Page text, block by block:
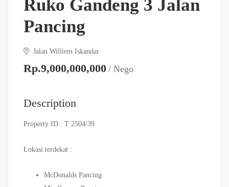
Ruko Gandeng 3 Jalan
Pancing
Jalan Williem Iskandar
Rp.9,000,000,000 / Nego
Description
Property ID : T 2504/39
Lokasi terdekat :
McDonalds Pancing